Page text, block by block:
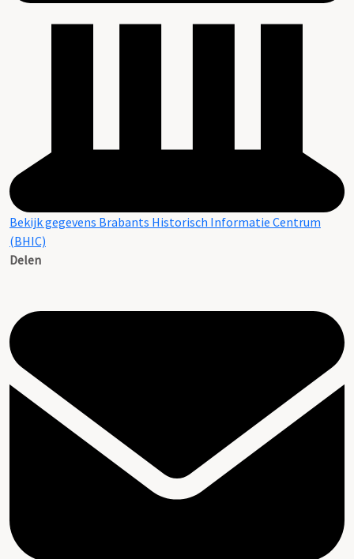
Bekijk gegevens Brabants Historisch Informatie Centrum
(BHIC)
Delen